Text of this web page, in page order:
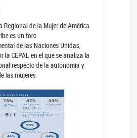
Regional de la Mujer de América
es un foro
de las Naciones Unidas,
la CEPAL en el que se analiza la
respecto de la autonomía y
las mujeres